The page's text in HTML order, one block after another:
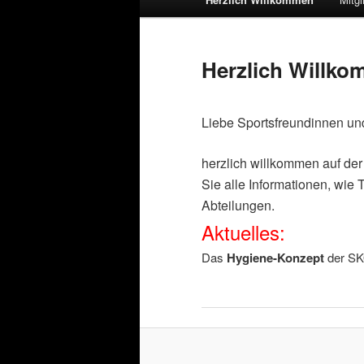
Herzlich
Liebe Sportsfreundinnen
herzlich willkommen auf
Sie alle Informationen, wie
Abteilungen.
Aktuelles:
Das Hygiene-Konzeptder